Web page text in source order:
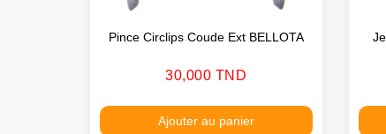
Pince Circlips Coude Ext BELLOTA
Prix
30,000 TND
Ajouter au panier